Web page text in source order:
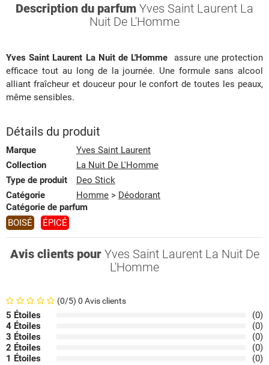
Description du parfum Yves Saint Laurent La
Nuit De L'Homme
Yves Saint Laurent La Nuit de L'Homme assure une protection
efficace tout au long de la journée. Une formule sans alcool
alliant fraîcheur et douceur pour le confort de toutes les peaux,
même sensibles.
Détails du produit
Marque
Yves Saint Laurent
Collection
La Nuit De L'Homme
Type de produit
Deo Stick
Catégorie
Homme > Déodorant
Catégorie de parfum
BOISÉ
ÉPICÉ
Avis clients pour Yves Saint Laurent La Nuit De
L'Homme
(0/5) 0 Avis clients
5 Étoiles
(0)
4 Étoiles
(0)
3 Étoiles
(0)
2 Étoiles
(0)
1 Étoiles
(0)